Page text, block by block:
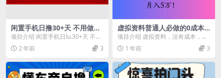
闲置手机日撸30+天 不用做活
跃 长期稳定 随做随赚
项目介绍 闲置手机日lu.30+天 不用
做活跃 长期稳定 随做随赚 课程目
录 项...
2 年前 3
虚拟资料普通人必做的0成本
项目唯有开局不输 才能逆风翻
盘月入5万!
项目介绍 虚拟资料，没有成本，没
有物流。发货只需要一个网盘链
接，不管是在私域还是...
1 年前 3